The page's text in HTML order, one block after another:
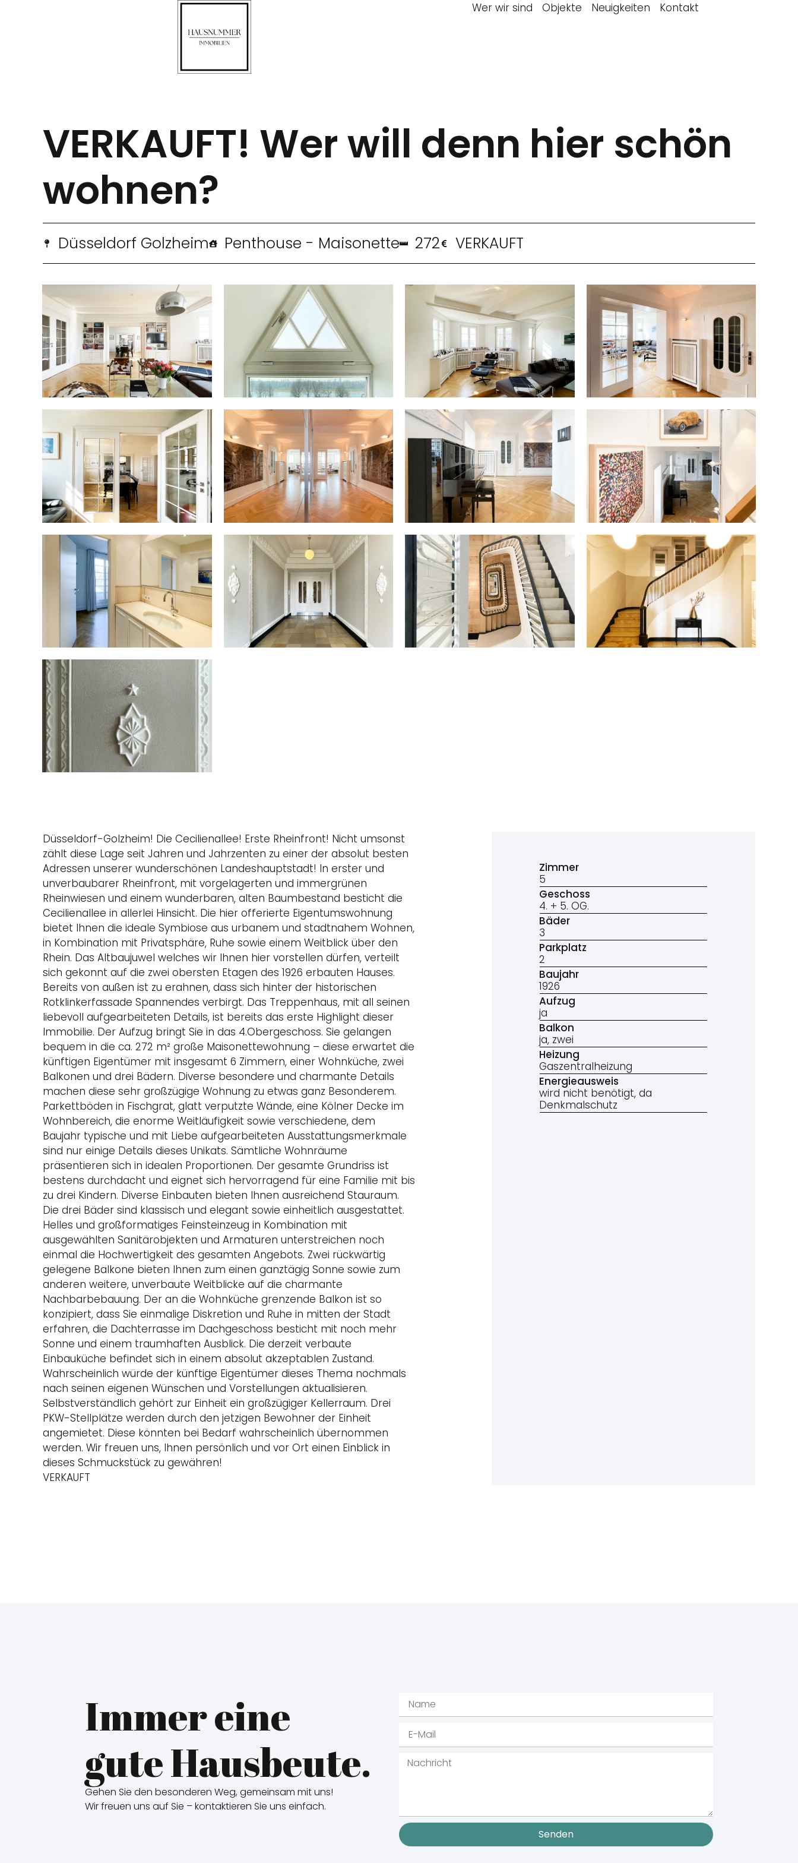
Wer wir sind Objekte Neuigkeiten Kontakt
VERKAUFT! Wer will denn hier schön
wohnen?
Düsseldorf Golzheim Penthouse - Maisonette 272 VERKAUFT
Düsseldorf-Golzheim! Die Cecilienallee! Erste Rheinfront! Nicht umsonst
zählt diese Lage seit Jahren und Jahrzenten zu einer der absolut besten
Adressen unserer wunderschönen Landeshauptstadt! In erster und
unverbaubarer Rheinfront, mit vorgelagerten und immergrünen
Rheinwiesen und einem wunderbaren, alten Baumbestand besticht die
Cecilienallee in allerlei Hinsicht. Die hier offerierte Eigentumswohnung
bietet Ihnen die ideale Symbiose aus urbanem und stadtnahem Wohnen,
in Kombination mit Privatsphäre, Ruhe sowie einem Weitblick über den
Rhein. Das Altbaujuwel welches wir Ihnen hier vorstellen dürfen, verteilt
sich gekonnt auf die zwei obersten Etagen des 1926 erbauten Hauses.
Bereits von außen ist zu erahnen, dass sich hinter der historischen
Rotklinkerfassade Spannendes verbirgt. Das Treppenhaus, mit all seinen
liebevoll aufgearbeiteten Details, ist bereits das erste Highlight dieser
Immobilie. Der Aufzug bringt Sie in das 4.Obergeschoss. Sie gelangen
bequem in die ca. 272 m² große Maisonettewohnung – diese erwartet die
künftigen Eigentümer mit insgesamt 6 Zimmern, einer Wohnküche, zwei
Balkonen und drei Bädern. Diverse besondere und charmante Details
machen diese sehr großzügige Wohnung zu etwas ganz Besonderem.
Parkettböden in Fischgrat, glatt verputzte Wände, eine Kölner Decke im
Wohnbereich, die enorme Weitläufigkeit sowie verschiedene, dem
Baujahr typische und mit Liebe aufgearbeiteten Ausstattungsmerkmale
sind nur einige Details dieses Unikats. Sämtliche Wohnräume
präsentieren sich in idealen Proportionen. Der gesamte Grundriss ist
bestens durchdacht und eignet sich hervorragend für eine Familie mit bis
zu drei Kindern. Diverse Einbauten bieten Ihnen ausreichend Stauraum.
Die drei Bäder sind klassisch und elegant sowie einheitlich ausgestattet.
Helles und großformatiges Feinsteinzeug in Kombination mit
ausgewählten Sanitärobjekten und Armaturen unterstreichen noch
einmal die Hochwertigkeit des gesamten Angebots. Zwei rückwärtig
gelegene Balkone bieten Ihnen zum einen ganztägig Sonne sowie zum
anderen weitere, unverbaute Weitblicke auf die charmante
Nachbarbebauung. Der an die Wohnküche grenzende Balkon ist so
konzipiert, dass Sie einmalige Diskretion und Ruhe in mitten der Stadt
erfahren, die Dachterrasse im Dachgeschoss besticht mit noch mehr
Sonne und einem traumhaften Ausblick. Die derzeit verbaute
Einbauküche befindet sich in einem absolut akzeptablen Zustand.
Wahrscheinlich würde der künftige Eigentümer dieses Thema nochmals
nach seinen eigenen Wünschen und Vorstellungen aktualisieren.
Selbstverständlich gehört zur Einheit ein großzügiger Kellerraum. Drei
PKW-Stellplätze werden durch den jetzigen Bewohner der Einheit
angemietet. Diese könnten bei Bedarf wahrscheinlich übernommen
werden. Wir freuen uns, Ihnen persönlich und vor Ort einen Einblick in
dieses Schmuckstück zu gewähren!
VERKAUFT
Zimmer
5
Geschoss
4. + 5. OG.
Bäder
3
Parkplatz
2
Baujahr
1926
Aufzug
ja
Balkon
ja, zwei
Heizung
Gaszentralheizung
Energieausweis
wird nicht benötigt, da
Denkmalschutz
Immer eine
gute Hausbeute.
Gehen Sie den besonderen Weg, gemeinsam mit uns!
Wir freuen uns auf Sie – kontaktieren Sie uns einfach.
Senden